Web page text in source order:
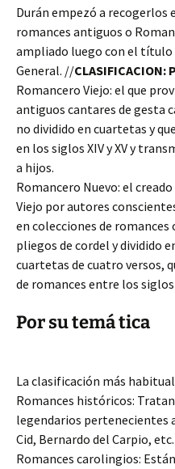
Durán empezó a recogerlos
romances antiguos o
ampliado luego con el título
General. //
Romancero Viejo: el que
antiguos cantares de gesta
no dividido en cuartetas y
en los siglos XIV y XV y
a hijos.
Romancero Nuevo: el
Viejo por autores
en colecciones de romances
pliegos de cordel y dividido
cuartetas de cuatro versos,
de romances entre los siglos
Por su temá tica
La clasificación más
Romances históricos:
legendarios pertenecientes
Cid, Bernardo del Carpio, etc.
Romances carolingios: